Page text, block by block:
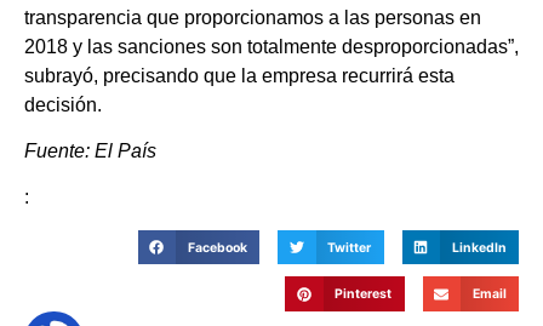
transparencia que proporcionamos a las personas en
2018 y las sanciones son totalmente desproporcionadas”,
subrayó, precisando que la empresa recurrirá esta
decisión.
Fuente: El País
:
Facebook Twitter LinkedIn
Pinterest Email